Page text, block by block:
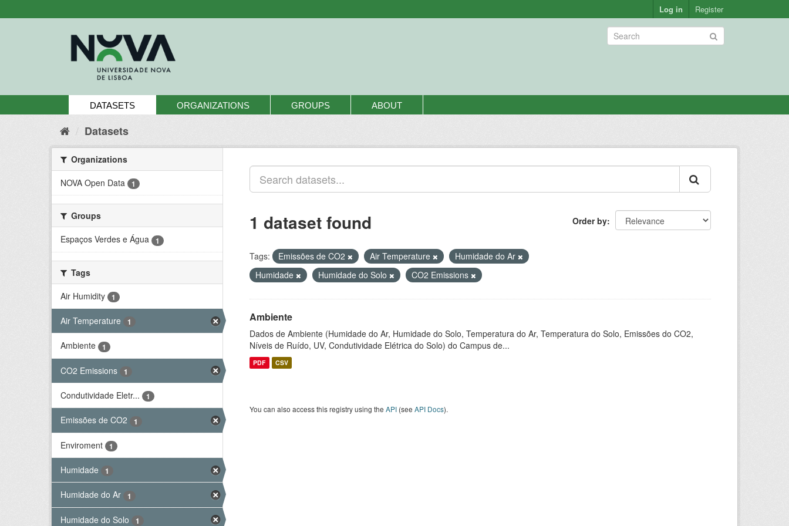
to
Log in Register
DATASETS ORGANIZATIONS GROUPS ABOUT
Datasets
Organizations
NOVA Open Data
1
Groups
Espaços Verdes e Água
1
Tags
Air Humidity
1
Air Temperature 1
Ambiente 1
CO2 Emissions 1
Condutividade Eletr... 1
Emissões de CO2 1
Enviroment 1
Humidade 1
Humidade do Ar 1
Humidade do Solo 1
Order by
1 dataset found
Tags: Emissões de CO2 Air Temperature
Humidade do Ar
Humidade
Humidade do Solo CO2 Emissions
Ambiente
Dados de Ambiente (Humidade do Ar, Humidade do Solo, Temperatura do Ar, Temperatura do Solo, Emissões do CO2,
Níveis de Ruído, UV, Condutividade Elétrica do Solo) do Campus de...
PDF CSV
You can also access this registry using the API (see API Docs).